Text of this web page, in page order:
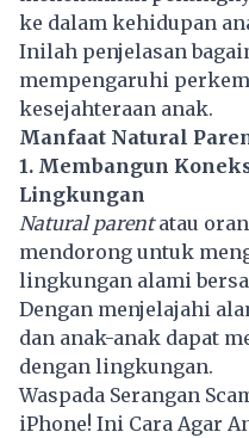
ke dalam kehidupan
Inilah penjelasan
mempengaruhi
kesejahteraan anak.
Manfaat Natural
1. Membangun
Lingkungan
Natural parentatau
mendorong untuk
lingkungan alami
Dengan menjelajahi
dan anak-anak dapat
dengan lingkungan.
Waspada Serangan
iPhone! Ini Cara Agar